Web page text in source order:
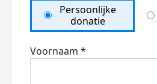
Persoonlijke
donatie
Voornaam *